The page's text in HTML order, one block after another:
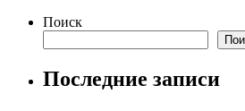
Поиск
Последние записи